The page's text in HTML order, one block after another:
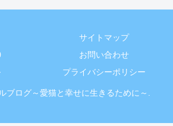
サイトマップ
お問い合わせ
プライバシーポリシー
ブログ～愛猫と幸せに生きるために～.